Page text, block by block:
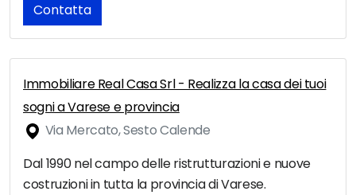
Contatta
Immobiliare Real Casa Srl - Realizza la casa dei tuoi
sogni a Varese e provincia
Via Mercato, Sesto Calende
Dal 1990 nel campo delle ristrutturazioni e nuove
costruzioni in tutta la provincia di Varese.